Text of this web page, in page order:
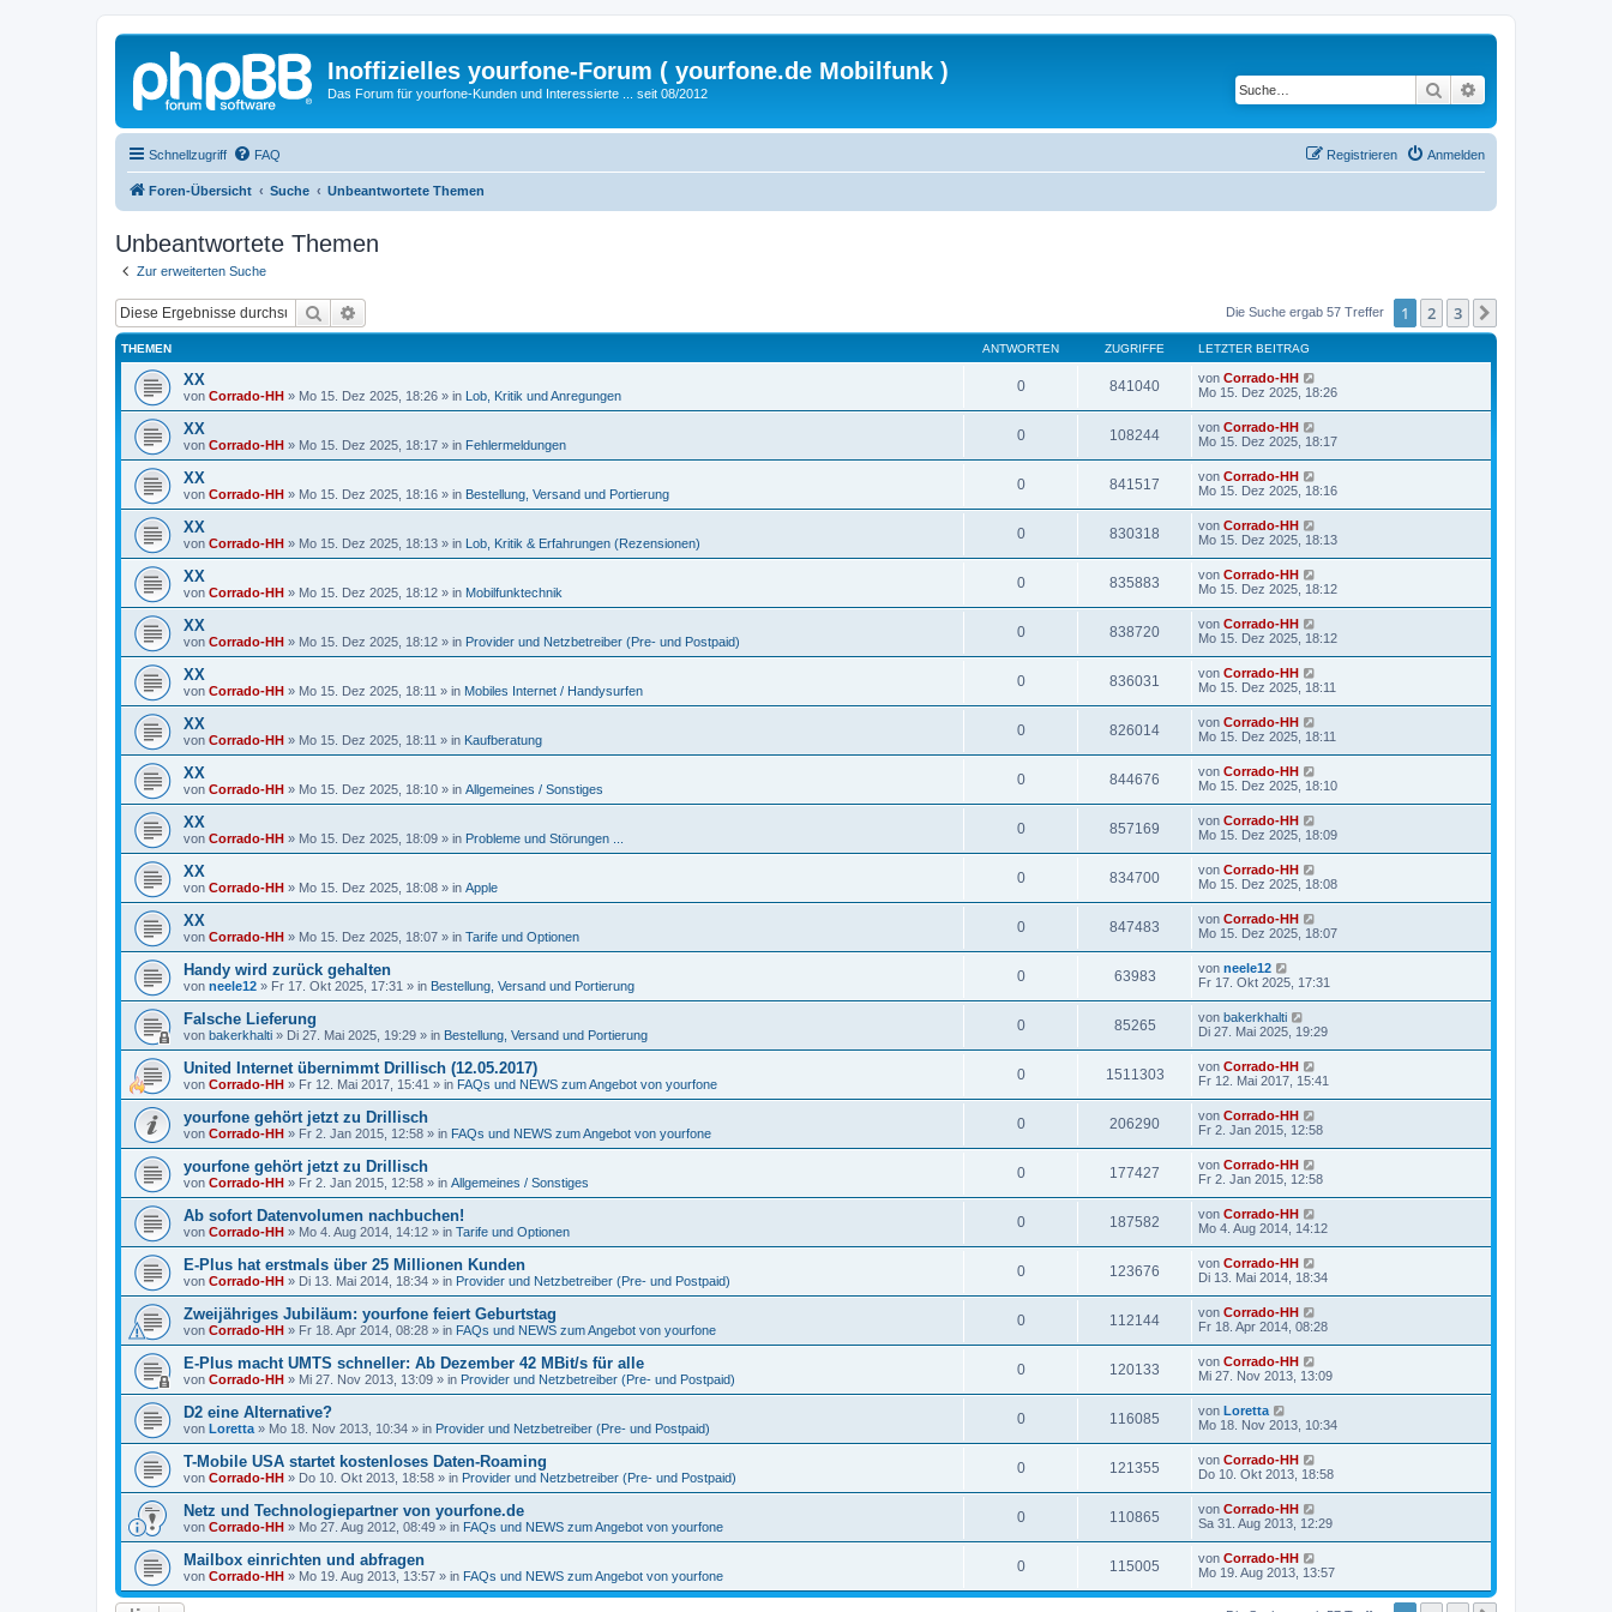
Inoffizielles yourfone-Forum ( yourfone.de Mobilfunk )
Das Forum für yourfone-Kunden und Interessierte ... seit 08/2012 Suche
Schnellzugriff FAQ Anmelden
Registrieren
Foren-Übersicht Suche Unbeantwortete Themen
Unbeantwortete Themen
Zur erweiterten Suche
Suche Die Suche ergab 57 Treffer 1 2 3
THEMEN ANTWORTEN ZUGRIFFE LETZTER BEITRAG
XX
von Corrado-HH » Mo 15. Dez 2025, 18:26 » in Lob, Kritik und Anregungen
0 841040 von Corrado-HH
Mo 15. Dez 2025, 18:26
XX
von Corrado-HH » Mo 15. Dez 2025, 18:17 » in Fehlermeldungen
0 108244 von Corrado-HH
Mo 15. Dez 2025, 18:17
XX
von Corrado-HH » Mo 15. Dez 2025, 18:16 » in Bestellung, Versand und Portierung
0 841517 von Corrado-HH
Mo 15. Dez 2025, 18:16
XX
von Corrado-HH » Mo 15. Dez 2025, 18:13 » in Lob, Kritik & Erfahrungen (Rezensionen)
0 830318 von Corrado-HH
Mo 15. Dez 2025, 18:13
XX
von Corrado-HH » Mo 15. Dez 2025, 18:12 » in Mobilfunktechnik
0 835883 von Corrado-HH
Mo 15. Dez 2025, 18:12
XX
von Corrado-HH » Mo 15. Dez 2025, 18:12 » in Provider und Netzbetreiber (Pre- und Postpaid)
0 838720 von Corrado-HH
Mo 15. Dez 2025, 18:12
XX
von Corrado-HH » Mo 15. Dez 2025, 18:11 » in Mobiles Internet / Handysurfen
0 836031 von Corrado-HH
Mo 15. Dez 2025, 18:11
XX
von Corrado-HH » Mo 15. Dez 2025, 18:11 » in Kaufberatung
0 826014 von Corrado-HH
Mo 15. Dez 2025, 18:11
XX
von Corrado-HH » Mo 15. Dez 2025, 18:10 » in Allgemeines / Sonstiges
0 844676 von Corrado-HH
Mo 15. Dez 2025, 18:10
XX
von Corrado-HH » Mo 15. Dez 2025, 18:09 » in Probleme und Störungen ...
0 857169 von Corrado-HH
Mo 15. Dez 2025, 18:09
XX
von Corrado-HH » Mo 15. Dez 2025, 18:08 » in Apple
0 834700 von Corrado-HH
Mo 15. Dez 2025, 18:08
XX
von Corrado-HH » Mo 15. Dez 2025, 18:07 » in Tarife und Optionen
0 847483 von Corrado-HH
Mo 15. Dez 2025, 18:07
Handy wird zurück gehalten
von neele12 » Fr 17. Okt 2025, 17:31 » in Bestellung, Versand und Portierung
0 63983 von neele12
Fr 17. Okt 2025, 17:31
Falsche Lieferung
von bakerkhalti » Di 27. Mai 2025, 19:29 » in Bestellung, Versand und Portierung
0 85265 von bakerkhalti
Di 27. Mai 2025, 19:29
United Internet übernimmt Drillisch (12.05.2017)
von Corrado-HH » Fr 12. Mai 2017, 15:41 » in FAQs und NEWS zum Angebot von yourfone
0 1511303 von Corrado-HH
Fr 12. Mai 2017, 15:41
yourfone gehört jetzt zu Drillisch
von Corrado-HH » Fr 2. Jan 2015, 12:58 » in FAQs und NEWS zum Angebot von yourfone
0 206290 von Corrado-HH
Fr 2. Jan 2015, 12:58
yourfone gehört jetzt zu Drillisch
von Corrado-HH » Fr 2. Jan 2015, 12:58 » in Allgemeines / Sonstiges
0 177427 von Corrado-HH
Fr 2. Jan 2015, 12:58
Ab sofort Datenvolumen nachbuchen!
von Corrado-HH » Mo 4. Aug 2014, 14:12 » in Tarife und Optionen
0 187582 von Corrado-HH
Mo 4. Aug 2014, 14:12
E-Plus hat erstmals über 25 Millionen Kunden
von Corrado-HH » Di 13. Mai 2014, 18:34 » in Provider und Netzbetreiber (Pre- und Postpaid)
0 123676 von Corrado-HH
Di 13. Mai 2014, 18:34
Zweijähriges Jubiläum: yourfone feiert Geburtstag
von Corrado-HH » Fr 18. Apr 2014, 08:28 » in FAQs und NEWS zum Angebot von yourfone
0 112144 von Corrado-HH
Fr 18. Apr 2014, 08:28
E-Plus macht UMTS schneller: Ab Dezember 42 MBit/s für alle
von Corrado-HH » Mi 27. Nov 2013, 13:09 » in Provider und Netzbetreiber (Pre- und Postpaid)
0 120133 von Corrado-HH
Mi 27. Nov 2013, 13:09
D2 eine Alternative?
von Loretta » Mo 18. Nov 2013, 10:34 » in Provider und Netzbetreiber (Pre- und Postpaid)
0 116085 von Loretta
Mo 18. Nov 2013, 10:34
T-Mobile USA startet kostenloses Daten-Roaming
von Corrado-HH » Do 10. Okt 2013, 18:58 » in Provider und Netzbetreiber (Pre- und Postpaid)
0 121355 von Corrado-HH
Do 10. Okt 2013, 18:58
Netz und Technologiepartner von yourfone.de
von Corrado-HH » Mo 27. Aug 2012, 08:49 » in FAQs und NEWS zum Angebot von yourfone
0 110865 von Corrado-HH
Sa 31. Aug 2013, 12:29
Mailbox einrichten und abfragen
von Corrado-HH » Mo 19. Aug 2013, 13:57 » in FAQs und NEWS zum Angebot von yourfone
0 115005 von Corrado-HH
Mo 19. Aug 2013, 13:57